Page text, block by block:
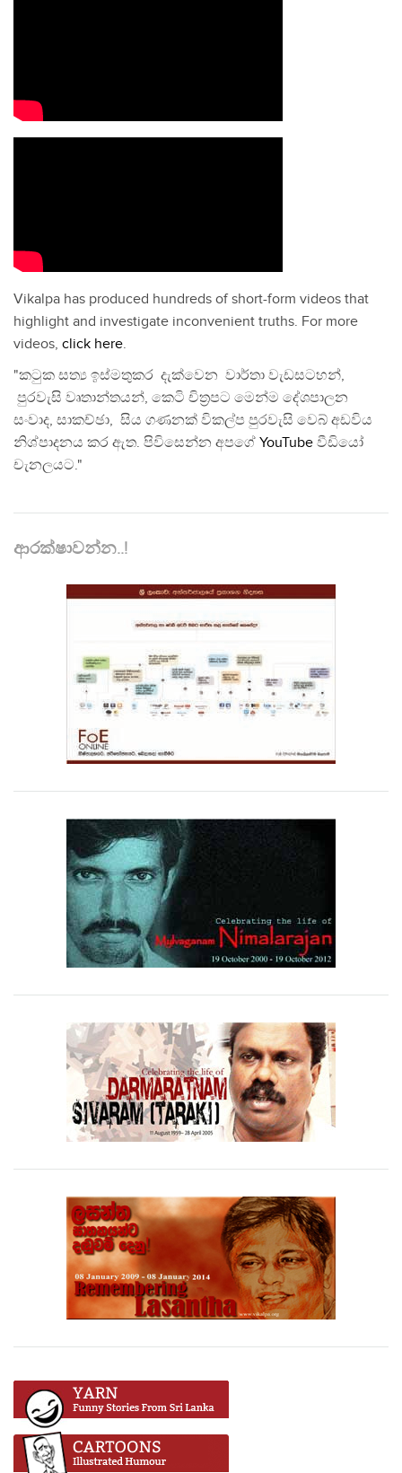
Vikalpa has produced hundreds of short-form videos that
highlight and investigate inconvenient truths. For more
videos, click here.
"කටුක සත්‍ය ඉස්මතුකර දැක්වෙන වාර්තා වැඩසටහන්,
පුරවැසි වෘතාන්තයන්, කෙටි චිත්‍රපට මෙන්ම දේශපාලන
සංවාද, සාකච්ඡා, සිය ගණනක් විකල්ප පුරවැසි වෙබ් අඩවිය
නිශ්පාදනය කර ඇත. පිවිසෙන්න අපගේ YouTube වීඩියෝ
චැනලයට."
ආරක්ෂාවන්න..!